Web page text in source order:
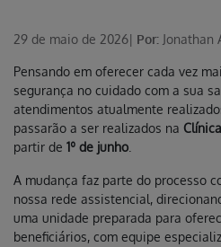
29 de maio de 2026| Por: Jonathan
Pensando em oferecer cada vez
segurança no cuidado com a sua
atendimentos atualmente
passarão a ser realizados na
partir de 1º de junho
A mudança faz parte do processo
nossa rede assistencial,
uma unidade preparada para
beneficiários, com equipe